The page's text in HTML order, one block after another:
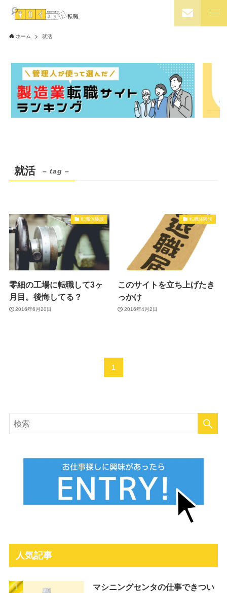
ホーム 就活
就活 – tag –
転職体験談
零細の工場に転職して3ヶ
月目。後悔してる？
2016年6月20日
転職体験談
このサイトを立ち上げたき
っかけ
2016年4月2日
1
人気記事
マシニングセンタの仕事できつい